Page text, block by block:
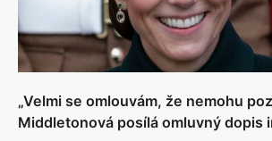
„Velmi se omlouvám, že nemohu
Middletonová posílá omluvný dopis